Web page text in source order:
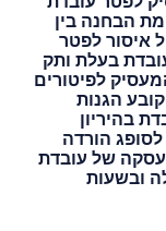
הבחנה בין
איסור לפטר
בעלת ותק
לפיטורים
הגנות
בהיריון
הורדה
של עובדת
ובשעות